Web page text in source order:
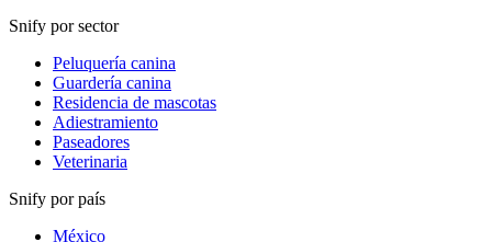
Snify por sector
Peluquería canina
Guardería canina
Residencia de mascotas
Adiestramiento
Paseadores
Veterinaria
Snify por país
México